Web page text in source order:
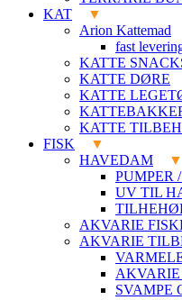
KAT
Arion Kattemad
fast
KATTE
KATTE DØRE
KATTE
KATTE
FISK
HAVEDAM
PUMPER
UV TIL
AKVARIE
AKVARIE
AKVARIE
SVAMPE